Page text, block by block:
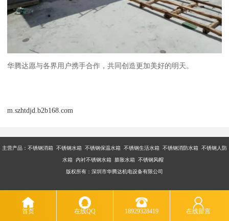
华腾达愿与各界用户携手合作，共同创造更加美好的明天。
m.szhtdjd.b2b168.com
主营产品：不锈钢消箱 不锈钢水箱 不锈钢保温水箱 不锈钢生活水箱 不锈钢消防水箱 不锈钢人防
水箱 内衬不锈钢水箱 膨胀水箱 不锈钢风帽
版权所有：深圳市华腾达机电设备有限公司
首页 在线QQ 18929328419 在线留言